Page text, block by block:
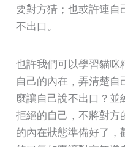
要對方猜；也或許連自
不出口。
也許我們可以學習貓咪
自己的內在，弄清楚
麼讓自己說不出口？並
拒絕的自己，不將對方
的內在狀態準備好了，